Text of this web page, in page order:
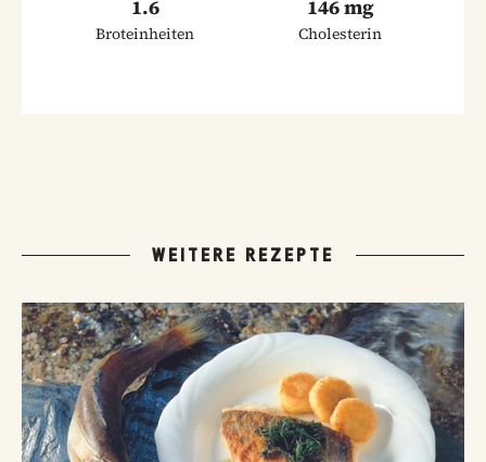
1.6
Broteinheiten
146 mg
Cholesterin
WEITERE REZEPTE